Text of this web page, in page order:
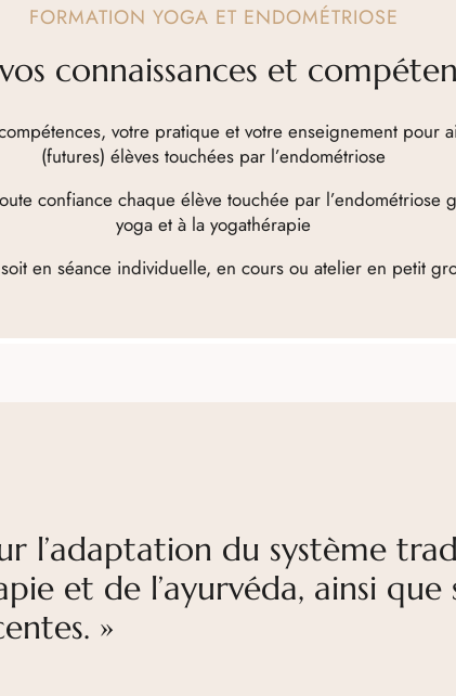
FORMATION YOGA ET ENDOMÉTRIOSE
connaissances et
votre pratique et votre enseignement pour
(futures) élèves touchées par l’endométriose
confiance chaque élève touchée par l’endométriose
yoga et à la yogathérapie
en séance individuelle, en cours ou atelier en petit
l’adaptation du système
et de l’ayurvéda, ainsi que
»